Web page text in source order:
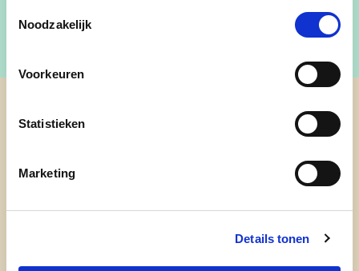
Noodzakelijk
Voorkeuren
Statistieken
Marketing
Details tonen
cd&v Lebbeke